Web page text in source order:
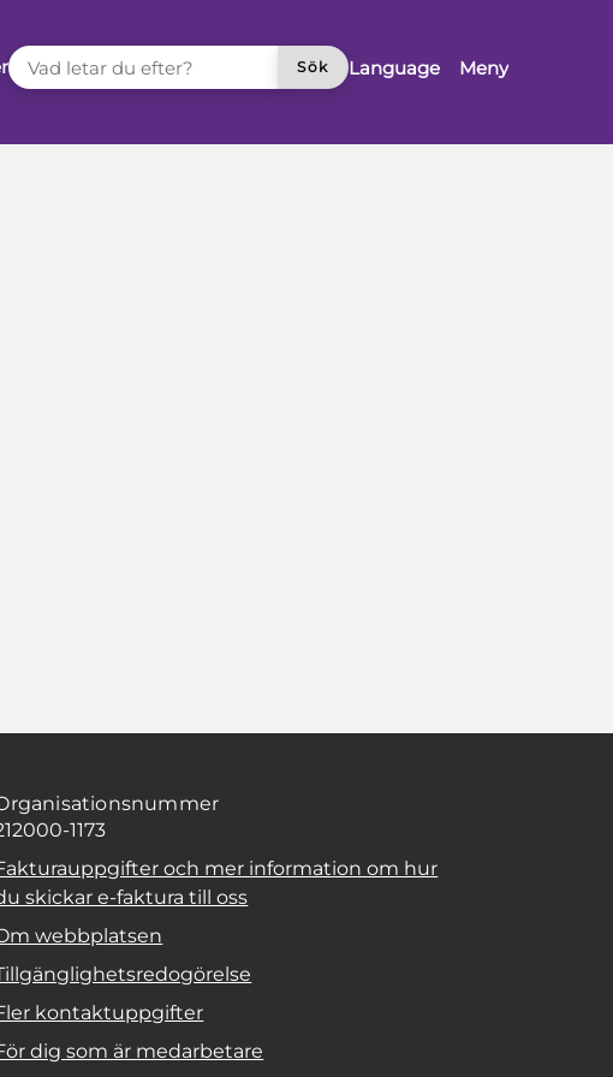
VAD LETAR DU EFTER?
Sök
Language Meny
1173
och mer information om hur
skickar e-faktura till oss
webbplatsen
kontaktuppgifter
dig som är medarbetare